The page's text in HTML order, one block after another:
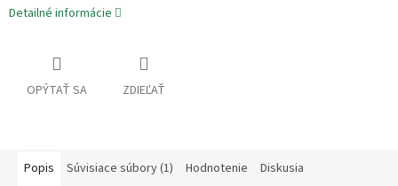
Detailné informácie
OPÝTAŤ SA ZDIEĽAŤ
Popis Súvisiace súbory (1) Hodnotenie Diskusia